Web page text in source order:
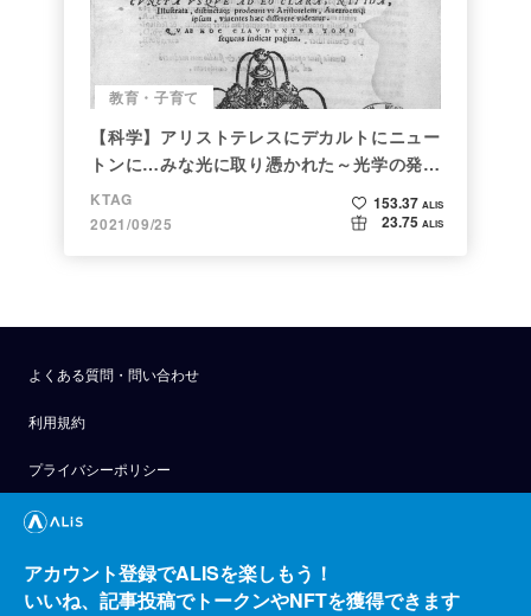
教育・子育て
【科学】アリストテレスにデカルトにニュー
トンに…みな光に取り憑かれた～光学の発展
～
KTAG
2021/09/25
153.37 ALIS
23.75 ALIS
よくある質問・問い合わせ
利用規約
プライバシーポリシー
公式アナウンス
技術ブログ
API
アカウント登録でALISを楽しもう！
いいね、記事投稿でトークンやNFTを獲得できます